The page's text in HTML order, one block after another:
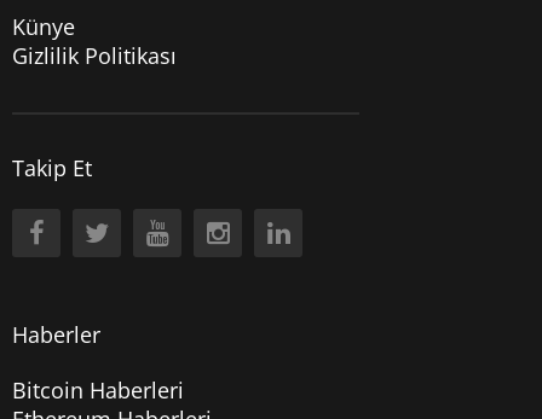
Künye
Gizlilik Politikası
Takip Et
Haberler
Bitcoin Haberleri